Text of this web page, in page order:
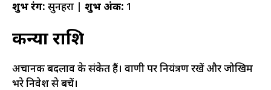
शुभ रंग: सुनहरा | शुभ अंक: 1
कन्या राशि
अचानक बदलाव के संकेत हैं। वाणी पर नियंत्रण रखें और जोखिम
भरे निवेश से बचें।